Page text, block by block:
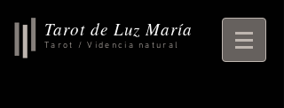
Tarot de Luz María
Tarot / Videncia natural